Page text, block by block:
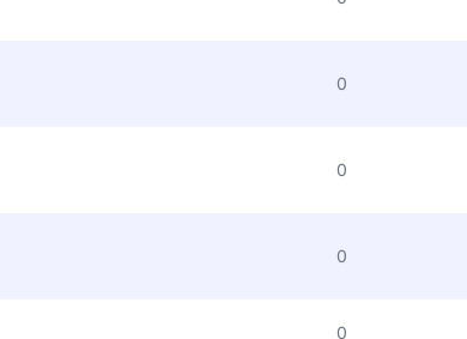
0
0
0
0